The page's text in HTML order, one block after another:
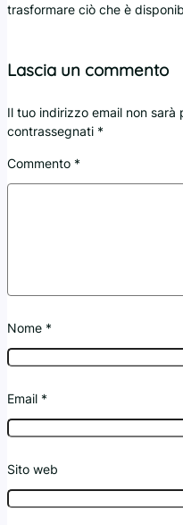
trasformare ciò che è
Lascia un commento
Il tuo indirizzo email non sarà
contrassegnati *
Commento *
Nome *
Email *
Sito web